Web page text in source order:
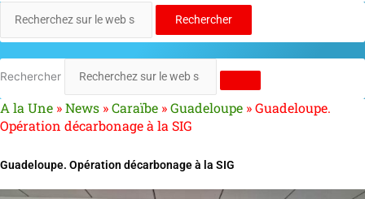
Rechercher
Rechercher
A la Une »News »Caraïbe »Guadeloupe »Guadeloupe.
Opération décarbonage à la SIG
Guadeloupe. Opération décarbonage à la SIG